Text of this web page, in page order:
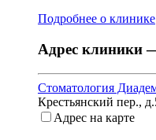
Подробнее о клинике
Адрес клиники
Стоматология
Крестьянский пер.,
Адрес на карте